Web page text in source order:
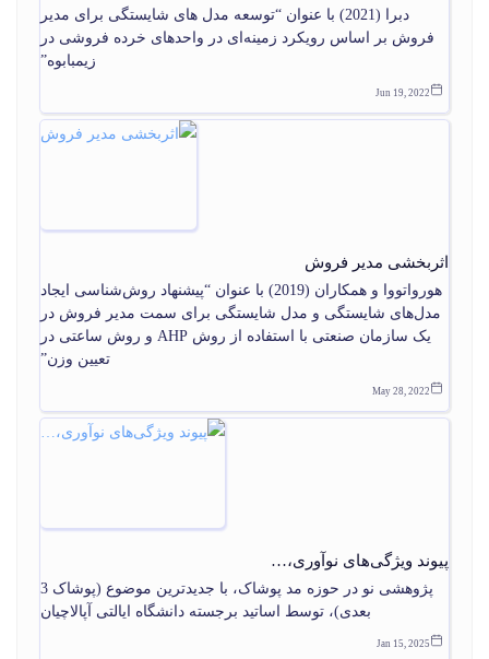
دبرا (2021) با عنوان “توسعه مدل های شایستگی برای مدیر
فروش بر اساس رویکرد زمینه‌ای در واحدهای خرده فروشی در
زیمبابوه”
Jun 19, 2022
اثربخشی مدیر فروش
هورواتووا و همکاران (2019) با عنوان “پیشنهاد روش‌شناسی ایجاد
مدل‌های شایستگی و مدل شایستگی برای سمت مدیر فروش در
یک سازمان صنعتی با استفاده از روش AHP و روش ساعتی در
تعیین وزن”
May 28, 2022
پیوند ویژگی‌های نوآوری،…
پژوهشی نو در حوزه مد پوشاک، با جدیدترین موضوع (پوشاک 3
بعدی)، توسط اساتید برجسته دانشگاه ایالتی آپالاچیان
Jan 15, 2025